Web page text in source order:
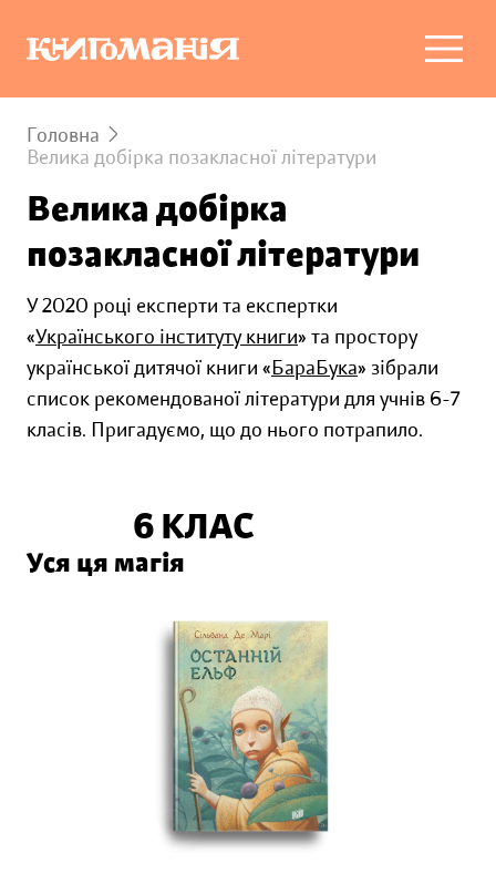
Головна
Велика добірка позакласної літератури
Велика добірка
позакласної літератури
У 2020 році експерти та експертки
«Українського інституту книги» та простору
української дитячої книги «БараБука» зібрали
список рекомендованої літератури для учнів 6-7
класів. Пригадуємо, що до нього потрапило.
6 КЛАС
Уся ця магія